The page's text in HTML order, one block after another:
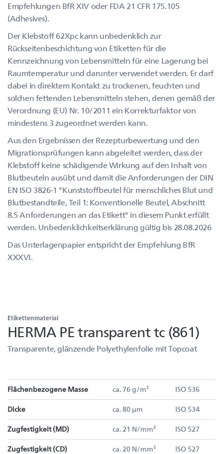
Empfehlungen BfR XIV oder FDA 21 CFR 175.105
(Adhesives).
Der Klebstoff 62Xpc kann unbedenklich zur
Rückseitenbeschichtung von Etiketten für die
Kennzeichnung von Lebensmitteln für eine Lagerung bei
Raumtemperatur und darunter verwendet werden. Er darf
dabei in direktem Kontakt zu trockenen, feuchten und
solchen fettenden Lebensmitteln stehen, denen gemäß der
Verordnung (EU) Nr. 10/2011 ein Korrekturfaktor von
mindestens 3 zugeordnet werden kann.
Aus den Ergebnissen der Rezepturbewertung und den
Migrationsprüfungen kann abgeleitet werden, dass der
Klebstoff keine schädigende Wirkung auf den Inhalt von
Blutbeuteln ausübt und damit die Anforderungen der DIN
EN ISO 3826-1 "Kunststoffbeutel für menschliches Blut und
Blutbestandteile, Teil 1: Konventionelle Beutel, Abschnitt
8.5 Anforderungen an das Etikett" in diesem Punkt erfüllt
werden. Unbedenklichkeitserklärung gültig bis 28.08.2026
Das Unterlagenpapier entspricht der Empfehlung BfR
XXXVI.
Etikettenmaterial
HERMA PE transparent tc (861)
Transparente, glänzende Polyethylenfolie mit Topcoat
Flächenbezogene Masse ca. 76 g/m² ISO 536
Dicke ca. 80 µm ISO 534
Zugfestigkeit (MD) ca. 21 N/mm² ISO 527
Zugfestigkeit (CD) ca. 20 N/mm² ISO 527